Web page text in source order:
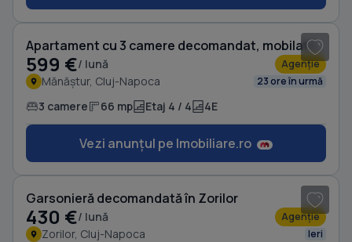
Apartament cu 3 camere decomandat, mobilat în Mănăștur
599 €/ lună Agenție
Mănăștur, Cluj-Napoca 23 ore în urmă
3 camere 66 mp Etaj 4 / 4 4E
Vezi anunțul pe Imobiliare.ro
Garsonieră decomandată în Zorilor
430 €/ lună Agenție
Zorilor, Cluj-Napoca Ieri